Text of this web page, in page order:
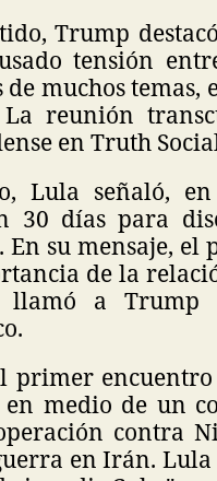
Trump
tensión
de muchos
La reunión
en Truth
Lula señaló,
30 días para
En su mensaje,
de la
llamó a
primer
medio de un
contra
en Irán.